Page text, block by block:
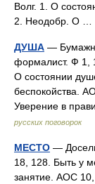
Волг. 1. О
2. Неодобр. О …
ДУША —
формалист. Ф 1,
О состоянии
беспокойства.
Уверение в
русских поговорок
МЕСТО —
18, 128. Быть у
занятие. АОС 10,